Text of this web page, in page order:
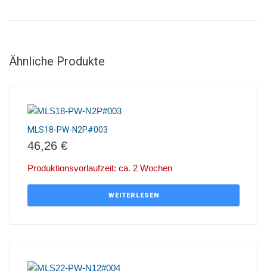
Ähnliche Produkte
MLS18-PW-N2P#003
46,26 €
Produktionsvorlaufzeit: ca. 2 Wochen
WEITERLESEN